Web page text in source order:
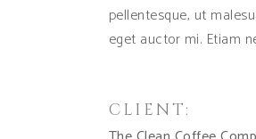
pellentesque, ut
eget auctor mi. Etiam
CLIENT: